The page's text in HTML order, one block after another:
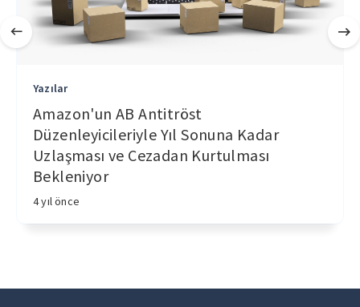
Yazılar
Amazon'un AB Antitröst
Düzenleyicileriyle Yıl Sonuna Kadar
Uzlaşması ve Cezadan Kurtulması
Bekleniyor
4 yıl önce